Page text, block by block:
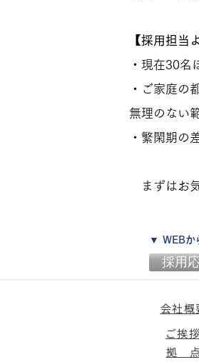
【採用担当
・現在30名
・ご家庭の
無理のない
・繁閑期の
まずはお
▼ WEBか
採用
会社概
ご挨拶
拠 点